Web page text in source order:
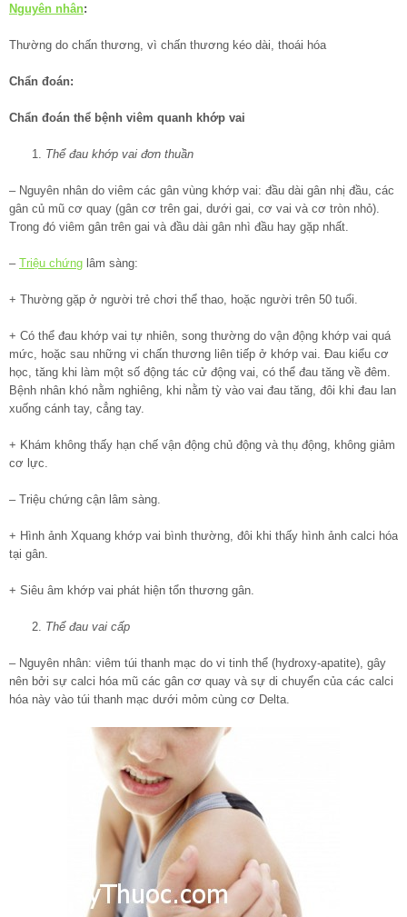
Nguyên nhân:
Thường do chấn thương, vì chấn thương kéo dài, thoái hóa
Chẩn đoán:
Chẩn đoán thể bệnh viêm quanh khớp vai
Thể đau khớp vai đơn thuần
– Nguyên nhân do viêm các gân vùng khớp vai: đầu dài gân nhị đầu, các
gân củ mũ cơ quay (gân cơ trên gai, dưới gai, cơ vai và cơ tròn nhỏ).
Trong đó viêm gân trên gai và đầu dài gân nhì đầu hay gặp nhất.
– Triệu chứng lâm sàng:
+ Thường gặp ở người trẻ chơi thể thao, hoặc người trên 50 tuổi.
+ Có thể đau khớp vai tự nhiên, song thường do vận động khớp vai quá
mức, hoặc sau những vi chấn thương liên tiếp ở khớp vai. Đau kiểu cơ
học, tăng khi làm một số động tác cử động vai, có thể đau tăng về đêm.
Bệnh nhân khó nằm nghiêng, khi nằm tỳ vào vai đau tăng, đôi khi đau lan
xuống cánh tay, cẳng tay.
+ Khám không thấy hạn chế vận động chủ động và thụ động, không giảm
cơ lực.
– Triệu chứng cận lâm sàng.
+ Hình ảnh Xquang khớp vai bình thường, đôi khi thấy hình ảnh calci hóa
tại gân.
+ Siêu âm khớp vai phát hiện tổn thương gân.
Thể đau vai cấp
– Nguyên nhân: viêm túi thanh mạc do vi tinh thể (hydroxy-apatite), gây
nên bởi sự calci hóa mũ các gân cơ quay và sự di chuyển của các calci
hóa này vào túi thanh mạc dưới mỏm cùng cơ Delta.